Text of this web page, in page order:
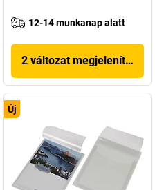
12-14 munkanap alatt
2 változat megjelenítése
Új